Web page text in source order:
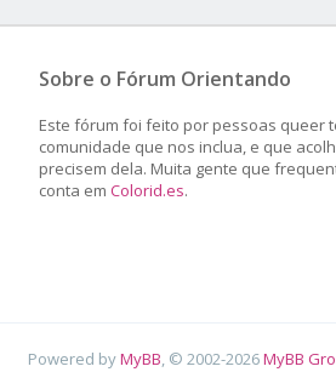
Sobre o Fórum Orientando
Este fórum foi feito por pessoas queer
comunidade que nos inclua, e que
precisem dela. Muita gente que
conta em Colorid.es.
Powered byMyBB , © 2002-2026MyBB